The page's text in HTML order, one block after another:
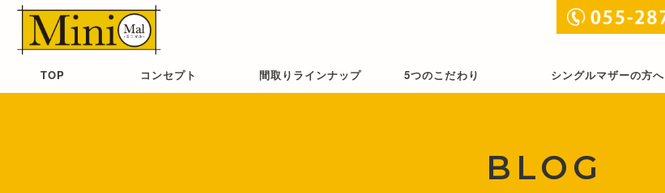
TOP コンセプト 間取りラインナップ 5つのこだわり シングルマザーの方へ
BLOG